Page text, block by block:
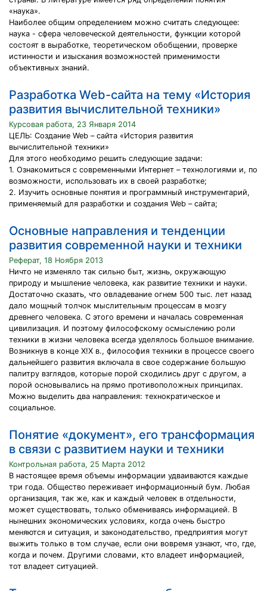
«наука».
Наиболее общим определением можно считать следующее:
наука - сфера человеческой деятельности, функции которой
состоят в выработке, теоретическом обобщении, проверке
истинности и изыскания возможностей применимости
объективных знаний.
Разработка Web-сайта на тему «История
развития вычислительной техники»
Курсовая работа, 23 Января 2014
ЦЕЛЬ: Создание Web – сайта «История развития
вычислительной техники»
Для этого необходимо решить следующие задачи:
1. Ознакомиться с современными Интернет – технологиями и, по
возможности, использовать их в своей разработке;
2. Изучить основные понятия и программный инструментарий,
применяемый для разработки и создания Web – сайта;
Основные направления и тенденции
развития современной науки и техники
Реферат, 18 Ноября 2013
Ничто не изменяло так сильно быт, жизнь, окружающую
природу и мышление человека, как развитие техники и науки.
Достаточно сказать, что овладевание огнем 500 тыс. лет назад
дало мощный толчок мыслительным процессам в мозгу
древнего человека. С этого времени и началась современная
цивилизация. И поэтому философскому осмыслению роли
техники в жизни человека всегда уделялось большое внимание.
Возникнув в конце Х!Х в., философия техники в процессе своего
дальнейшего развития включала в свое содержание большую
палитру взглядов, которые порой сходились друг с другом, а
порой основывались на прямо противоположных принципах.
Можно выделить два направления: технократическое и
социальное.
Понятие «документ», его трансформация
в связи с развитием науки и техники
Контрольная работа, 25 Марта 2012
В настоящее время объемы информации удваиваются каждые
три года. Общество переживает информационный бум. Любая
организация, так же, как и каждый человек в отдельности,
может существовать, только обмениваясь информацией. В
нынешних экономических условиях, когда очень быстро
меняются и ситуация, и законодательство, предприятия могут
выжить только в том случае, если они вовремя узнают, что, где,
когда и почем. Другими словами, кто владеет информацией,
тот владеет ситуацией.